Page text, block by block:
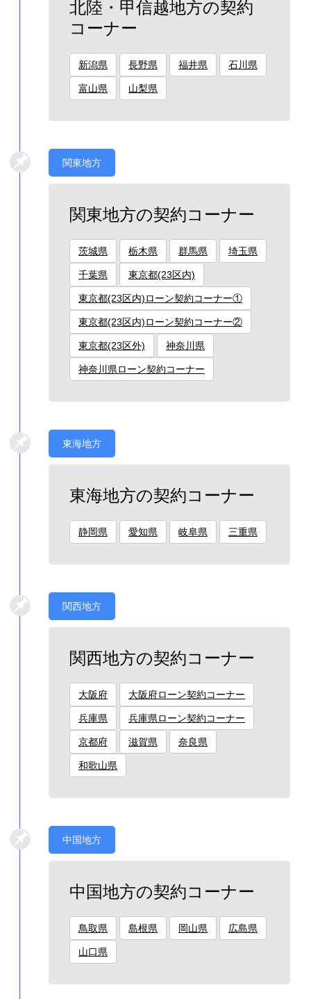
北陸・甲信越地方の契約
コーナー
新潟県 長野県 福井県 石川県
富山県 山梨県
関東地方
関東地方の契約コーナー
茨城県 栃木県 群馬県 埼玉県
千葉県 東京都(23区内)
東京都(23区内)ローン契約コーナー①
東京都(23区内)ローン契約コーナー②
東京都(23区外) 神奈川県
神奈川県ローン契約コーナー
東海地方
東海地方の契約コーナー
静岡県 愛知県 岐阜県 三重県
関西地方
関西地方の契約コーナー
大阪府 大阪府ローン契約コーナー
兵庫県 兵庫県ローン契約コーナー
京都府 滋賀県 奈良県
和歌山県
中国地方
中国地方の契約コーナー
鳥取県 島根県 岡山県 広島県
山口県